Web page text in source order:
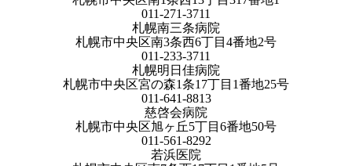
011-271-3711
札幌南三条病院
札幌市中央区南3条西6丁目4番地2号
011-233-3711
札幌明日佳病院
札幌市中央区宮の森1条17丁目1番地25号
011-641-8813
慈啓会病院
札幌市中央区旭ヶ丘5丁目6番地50号
011-561-8292
若浜医院